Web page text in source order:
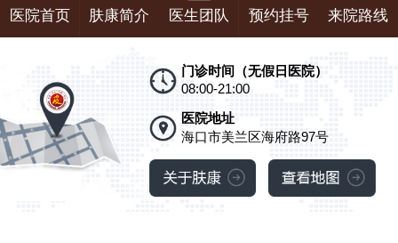
医院首页 肤康简介 医生团队 预约挂号 来院路线
门诊时间（无假日医院）
08:00-21:00
医院地址
海口市美兰区海府路97号